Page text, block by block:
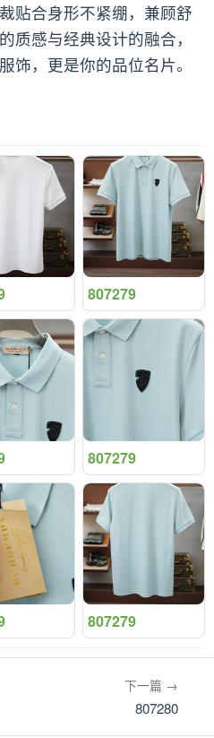
贴合身形不紧绷，兼顾舒
质感与经典设计的融合，
饰，更是你的品位名片。
807279
807279
807279
下一篇 →
807280